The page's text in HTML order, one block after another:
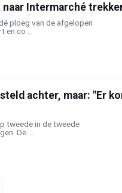
Intermarché
ploeg van de afgelopen
co ...
achter, maar: "Er
tweede in de tweede
De ...